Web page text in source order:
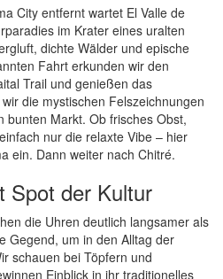
City entfernt wartet El Valle de
im Krater eines uralten
dichte Wälder und epische
Fahrt erkunden wir den
Trail und genießen das
die mystischen Felszeichnungen
bunten Markt. Ob frisches Obst,
nur die relaxte Vibe – hier
ein. Dann weiter nach Chitré.
Spot der Kultur
die Uhren deutlich langsamer als
Gegend, um in den Alltag der
schauen bei Töpfern und
Einblick in ihr traditionelles